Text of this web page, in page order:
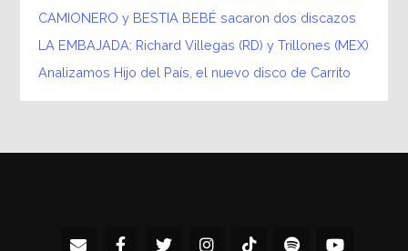
CAMIONERO y BESTIA BEBÉ sacaron dos discazos
LA EMBAJADA: Richard Villegas (RD) y Trillones (MEX)
Analizamos Hijo del País, el nuevo disco de Carrito